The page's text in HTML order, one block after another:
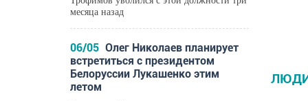
месяца назад
06/05 Олег Николаев планирует
встретиться с президентом
Белоруссии Лукашенко этим
летом